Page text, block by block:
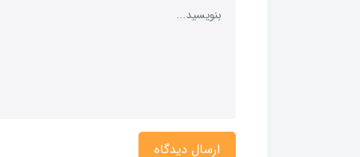
ارسال دیدگاه